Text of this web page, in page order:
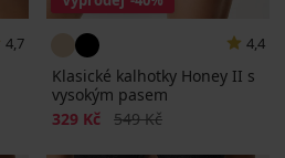
4,7 4,4
Klasické kalhotky Honey II s
vysokým pasem
Sleva
329 Kč Původní cena
549 Kč